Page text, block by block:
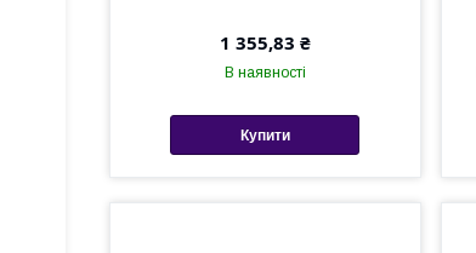
1 355,83 ₴
В наявності
Купити